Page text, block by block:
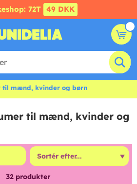
72T 49 DKK
til mænd, kvinder og børn
til mænd, kvinder og
32produkter